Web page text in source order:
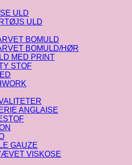
ULD
ULD
BOMULD
BOMULD/HØR
MED PRINT
STOF
ANGLAISE
GAUZE
VISKOSE